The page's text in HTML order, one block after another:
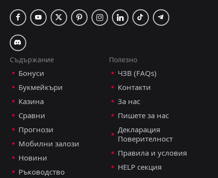
13Aug
ХИК Хелзинки
FT
16:00
06
16:00
СЯК Сейняйоки
FT
30Jul
ХИК Хелзинки
FT
26Jul
ТПС Турку
Съдържание
Бонуси
Букмейкъри
Казина
Сравни
Прогнози
Мобилни залози
Новини
Ръководство
Полезно
ЧЗВ (FAQs)
Контакти
За нас
Пишете за нас
Декларация
Поверителност
Правила и условия
HELP секция